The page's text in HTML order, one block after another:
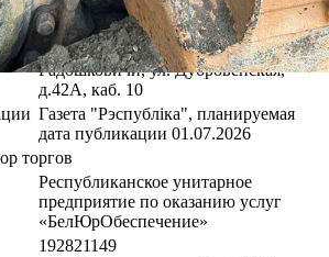
+375296949670
222322, Минская обл.,
Молодечненский р-н, г.п.
Радошковичи, ул. Дубровенская,
д.42А, каб. 10
Газета "Рэспубліка", планируемая
дата публикации 01.07.2026
торгов
Республиканское унитарное
предприятие по оказанию услуг
«БелЮрОбеспечение»
192821149